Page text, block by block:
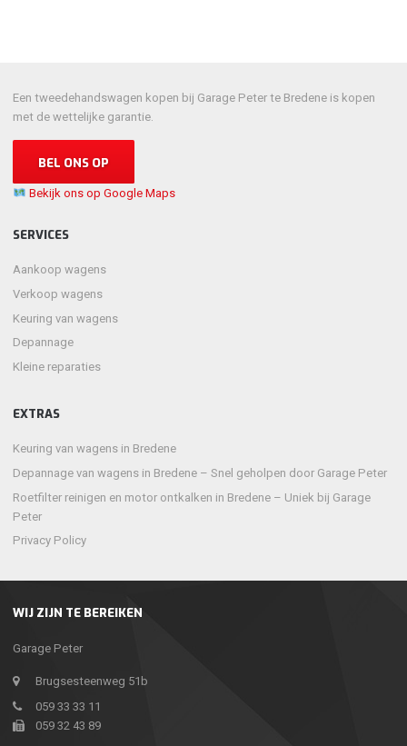
WIJ ZIJN TE BEREIKEN
Garage Peter
Brugsesteenweg 51b
059 33 33 11
059 32 43 89
Een tweedehandswagen kopen bij Garage Peter te Bredene is kopen
met de wettelijke garantie.
BEL ONS OP
Bekijk ons op Google Maps
SERVICES
Aankoop wagens
Verkoop wagens
Keuring van wagens
Depannage
Kleine reparaties
EXTRAS
Keuring van wagens in Bredene
Depannage van wagens in Bredene – Snel geholpen door Garage Peter
Roetfilter reinigen en motor ontkalken in Bredene – Uniek bij Garage
Peter
Privacy Policy